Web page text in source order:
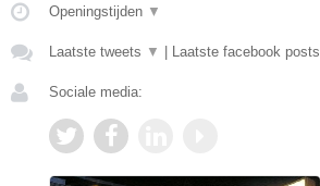
Openingstijden ▼
Laatste tweets ▼ Laatste facebook posts
Sociale media: